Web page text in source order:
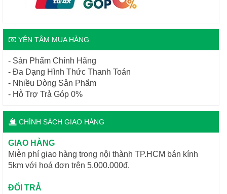
YÊN TÂM MUA HÀNG
- Sản Phẩm Chính Hãng
- Đa Dạng Hình Thức Thanh Toán
- Nhiều Dòng Sản Phẩm
- Hỗ Trợ Trả Góp 0%
CHÍNH SÁCH GIAO HÀNG
GIAO HÀNG
Miễn phí giao hàng trong nội thành TP.HCM bán kính
5km với hoá đơn trên 5.000.000đ.
ĐỔI TRẢ